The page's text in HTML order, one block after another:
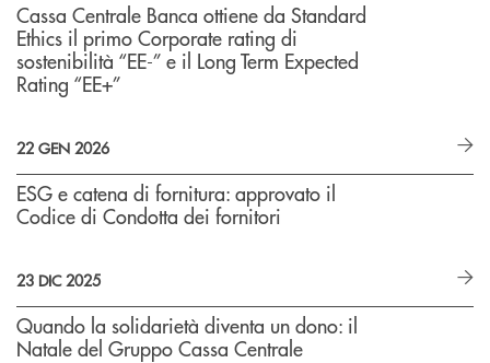
Cassa Centrale Banca ottiene da Standard
Ethics il primo Corporate rating di
sostenibilità “EE-” e il Long Term Expected
Rating “EE+”
22 GEN 2026
ESG e catena di fornitura: approvato il
Codice di Condotta dei fornitori
23 DIC 2025
Quando la solidarietà diventa un dono: il
Natale del Gruppo Cassa Centrale